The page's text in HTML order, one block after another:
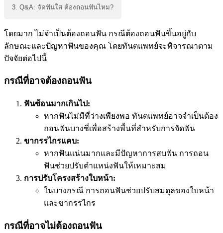
3. Q&A: จัดฟันใส ต้องถอนฟันไหม?
โดยมาก ไม่จำเป็นต้องถอนฟัน กรณีต้องถอนฟันขึ้นอยู่กับ
ลักษณะและปัญหาฟันของคุณ โดยทันตแพทย์จะพิจารณาตาม
ปัจจัยต่อไปนี้
กรณีที่อาจต้องถอนฟัน
ฟันซ้อนมากเกินไป:
หากฟันไม่มีที่ว่างเพียงพอ ทันตแพทย์อาจจำเป็นต้อง
ถอนฟันบางซี่เพื่อสร้างพื้นที่สำหรับการจัดฟัน
ขากรรไกรแคบ:
หากฟันแน่นมากและมีปัญหาการสบฟัน การถอน
ฟันช่วยปรับตำแหน่งฟันให้เหมาะสม
การปรับโครงสร้างใบหน้า:
ในบางกรณี การถอนฟันช่วยปรับสมดุลของใบหน้า
และขากรรไกร
กรณีที่อาจไม่ต้องถอนฟัน